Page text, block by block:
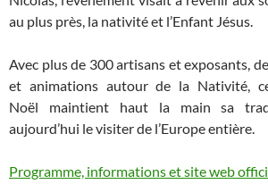
au plus près, la nativité et l’Enfant Jésus.
Avec plus de 300 artisans et exposants,
et animations autour de la Nativité,
Noël maintient haut la main sa
aujourd’hui le visiter de l’Europe entière.
Programme, informations et site web